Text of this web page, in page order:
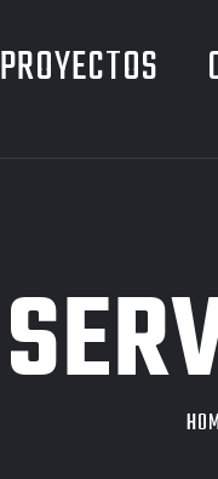
PROYECTOS